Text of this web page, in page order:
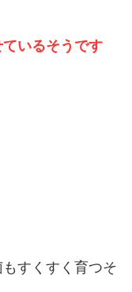
いるそうです
すくすく育つそ